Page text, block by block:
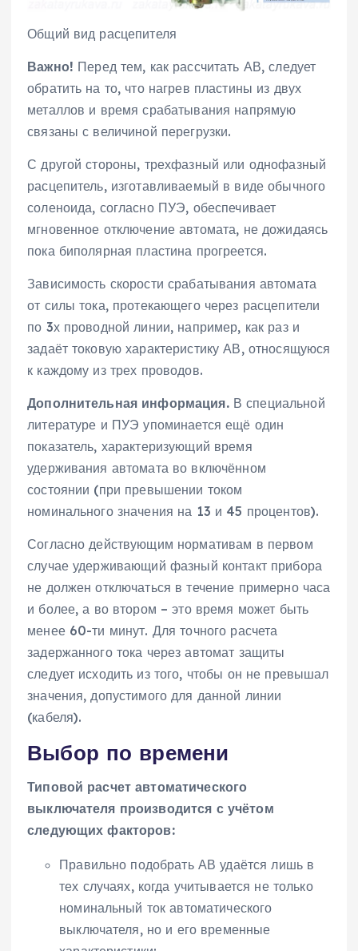
Общий вид расцепителя
Важно! Перед тем, как рассчитать АВ, следует
обратить на то, что нагрев пластины из двух
металлов и время срабатывания напрямую
связаны с величиной перегрузки.
С другой стороны, трехфазный или однофазный
расцепитель, изготавливаемый в виде обычного
соленоида, согласно ПУЭ, обеспечивает
мгновенное отключение автомата, не дожидаясь
пока биполярная пластина прогреется.
Зависимость скорости срабатывания автомата
от силы тока, протекающего через расцепители
по 3х проводной линии, например, как раз и
задаёт токовую характеристику АВ, относящуюся
к каждому из трех проводов.
Дополнительная информация.В специальной
литературе и ПУЭ упоминается ещё один
показатель, характеризующий время
удерживания автомата во включённом
состоянии (при превышении током
номинального значения на 13 и 45 процентов).
Согласно действующим нормативам в первом
случае удерживающий фазный контакт прибора
не должен отключаться в течение примерно часа
и более, а во втором – это время может быть
менее 60-ти минут. Для точного расчета
задержанного тока через автомат защиты
следует исходить из того, чтобы он не превышал
значения, допустимого для данной линии
(кабеля).
Выбор по времени
Типовой расчет автоматического
выключателя производится с учётом
следующих факторов:
Правильно подобрать АВ удаётся лишь в
тех случаях, когда учитывается не только
номинальный ток автоматического
выключателя, но и его временные